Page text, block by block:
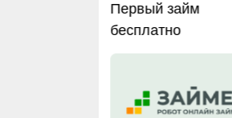
Первый займ
бесплатно